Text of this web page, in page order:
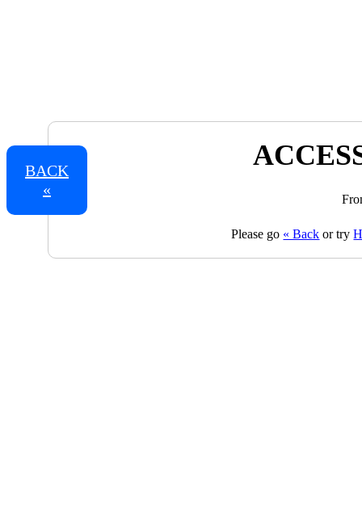
BACK
«
Please go « Back or try